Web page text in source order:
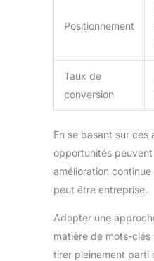
Positionnement
Taux de
conversion
En se basant sur ces
opportunités
amélioration
peut être entreprise.
Adopter une
matière de mots-
tirer pleinement parti